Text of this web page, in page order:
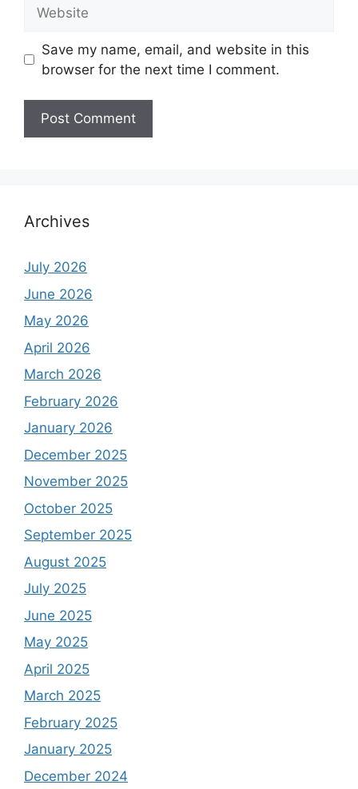
Save my name, email, and website in this
browser for the next time I comment.
Archives
July 2026
June 2026
May 2026
April 2026
March 2026
February 2026
January 2026
December 2025
November 2025
October 2025
September 2025
August 2025
July 2025
June 2025
May 2025
April 2025
March 2025
February 2025
January 2025
December 2024